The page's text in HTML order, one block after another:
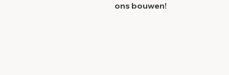
ons bouwen!